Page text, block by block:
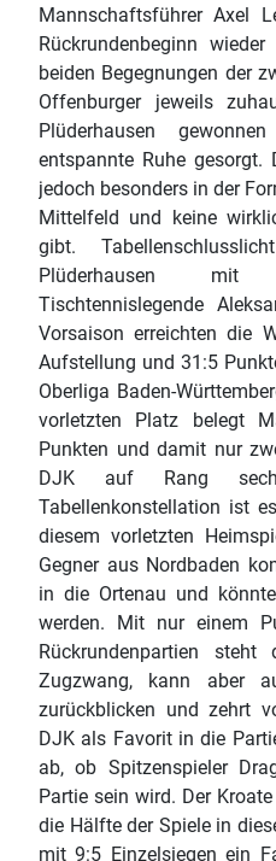
Mannschaftsführer Axel
Rückrundenbeginn
beiden Begegnungen der
Offenburger jeweils
Plüderhausen
entspannte Ruhe
jedoch besonders in der
Mittelfeld und keine
gibt.
Plüderhausen mit
Tischtennislegende
Vorsaison erreichten die
Aufstellung und 31:5
Oberliga Baden-
vorletzten Platz belegt
Punkten und damit nur
DJK auf Rang
Tabellenkonstellation ist
diesem vorletzten
Gegner aus Nordbaden
in die Ortenau und
werden. Mit nur einem
Rückrundenpartien
Zugzwang, kann aber
zurückblicken und zehrt
DJK als Favorit in die
ab, ob Spitzenspieler
Partie sein wird. Der
die Hälfte der Spiele in
mit 9:5 Einzelsiegen ein